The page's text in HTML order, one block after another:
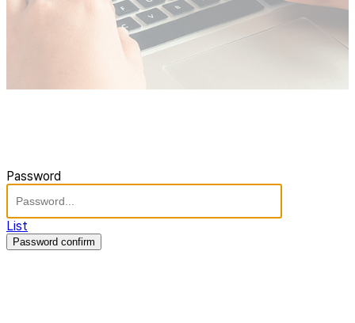
Password
List
Password confirm